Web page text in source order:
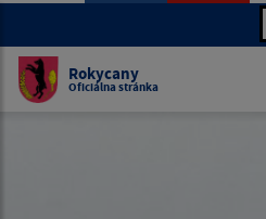
Rokycany
Oficiálna stránka